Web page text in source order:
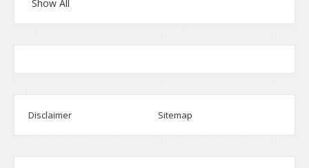
Show All
Disclaimer Sitemap